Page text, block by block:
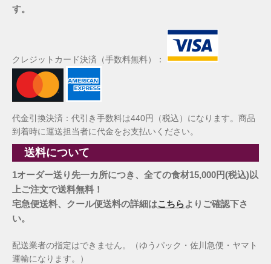
す。
クレジットカード決済（手数料無料）：
代金引換決済：代引き手数料は440円（税込）になります。商品
到着時に運送担当者に代金をお支払いください。
送料について
1オーダー送り先一カ所につき、全ての食材15,000円(税込)以
上ご注文で送料無料！
宅急便送料、クール便送料の詳細はこちらよりご確認下さ
い。
配送業者の指定はできません。（ゆうパック・佐川急便・ヤマト
運輸になります。）